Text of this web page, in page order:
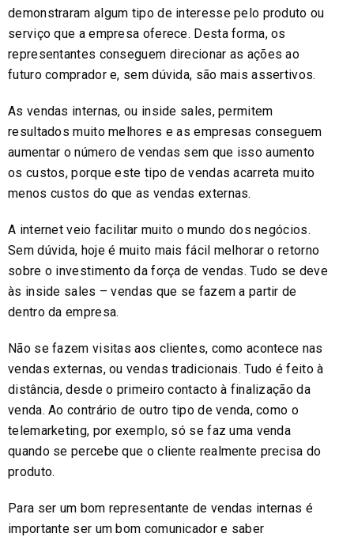
demonstraram algum tipo de interesse pelo produto ou
serviço que a empresa oferece. Desta forma, os
representantes conseguem direcionar as ações ao
futuro comprador e, sem dúvida, são mais assertivos.
As vendas internas, ou inside sales, permitem
resultados muito melhores e as empresas conseguem
aumentar o número de vendas sem que isso aumento
os custos, porque este tipo de vendas acarreta muito
menos custos do que as vendas externas.
A internet veio facilitar muito o mundo dos negócios.
Sem dúvida, hoje é muito mais fácil melhorar o retorno
sobre o investimento da força de vendas. Tudo se deve
às inside sales – vendas que se fazem a partir de
dentro da empresa.
Não se fazem visitas aos clientes, como acontece nas
vendas externas, ou vendas tradicionais. Tudo é feito à
distância, desde o primeiro contacto à finalização da
venda. Ao contrário de outro tipo de venda, como o
telemarketing, por exemplo, só se faz uma venda
quando se percebe que o cliente realmente precisa do
produto.
Para ser um bom representante de vendas internas é
importante ser um bom comunicador e saber